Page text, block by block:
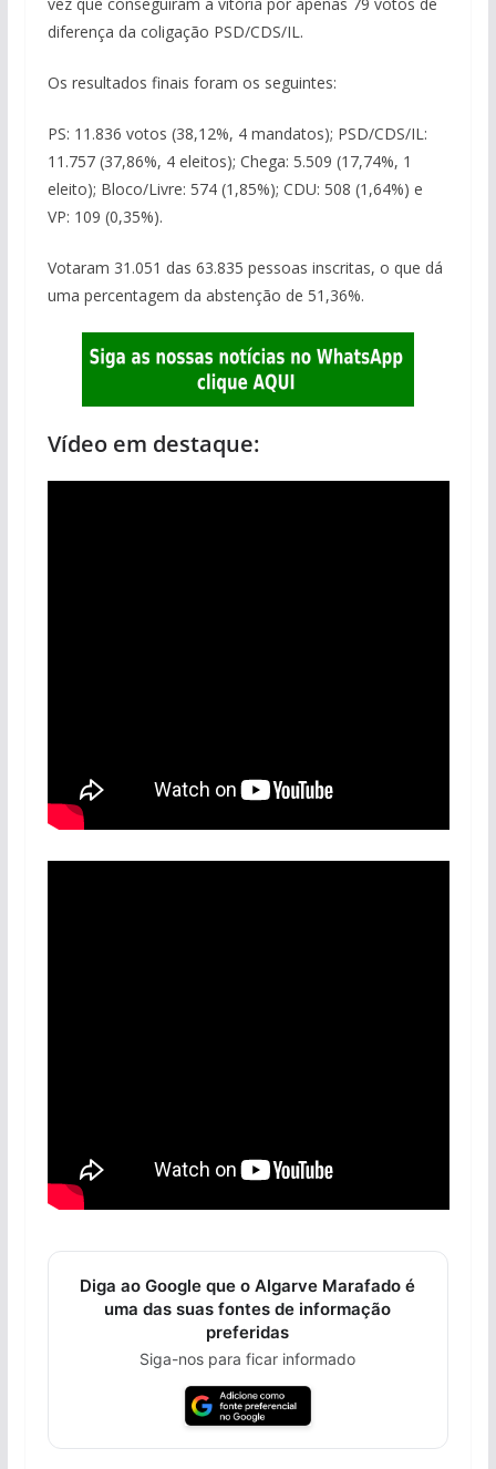
diferença da coligação PSD/CDS/IL.
Os resultados finais foram os seguintes:
PS: 11.836 votos (38,12%, 4 mandatos); PSD/CDS/IL:
11.757 (37,86%, 4 eleitos); Chega: 5.509 (17,74%, 1
eleito); Bloco/Livre: 574 (1,85%); CDU: 508 (1,64%) e
VP: 109 (0,35%).
Votaram 31.051 das 63.835 pessoas inscritas, o que dá
uma percentagem da abstenção de 51,36%.
Vídeo em destaque:
Diga ao Google que o Algarve Marafado é
uma das suas fontes de informação
preferidas
Siga-nos para ficar informado